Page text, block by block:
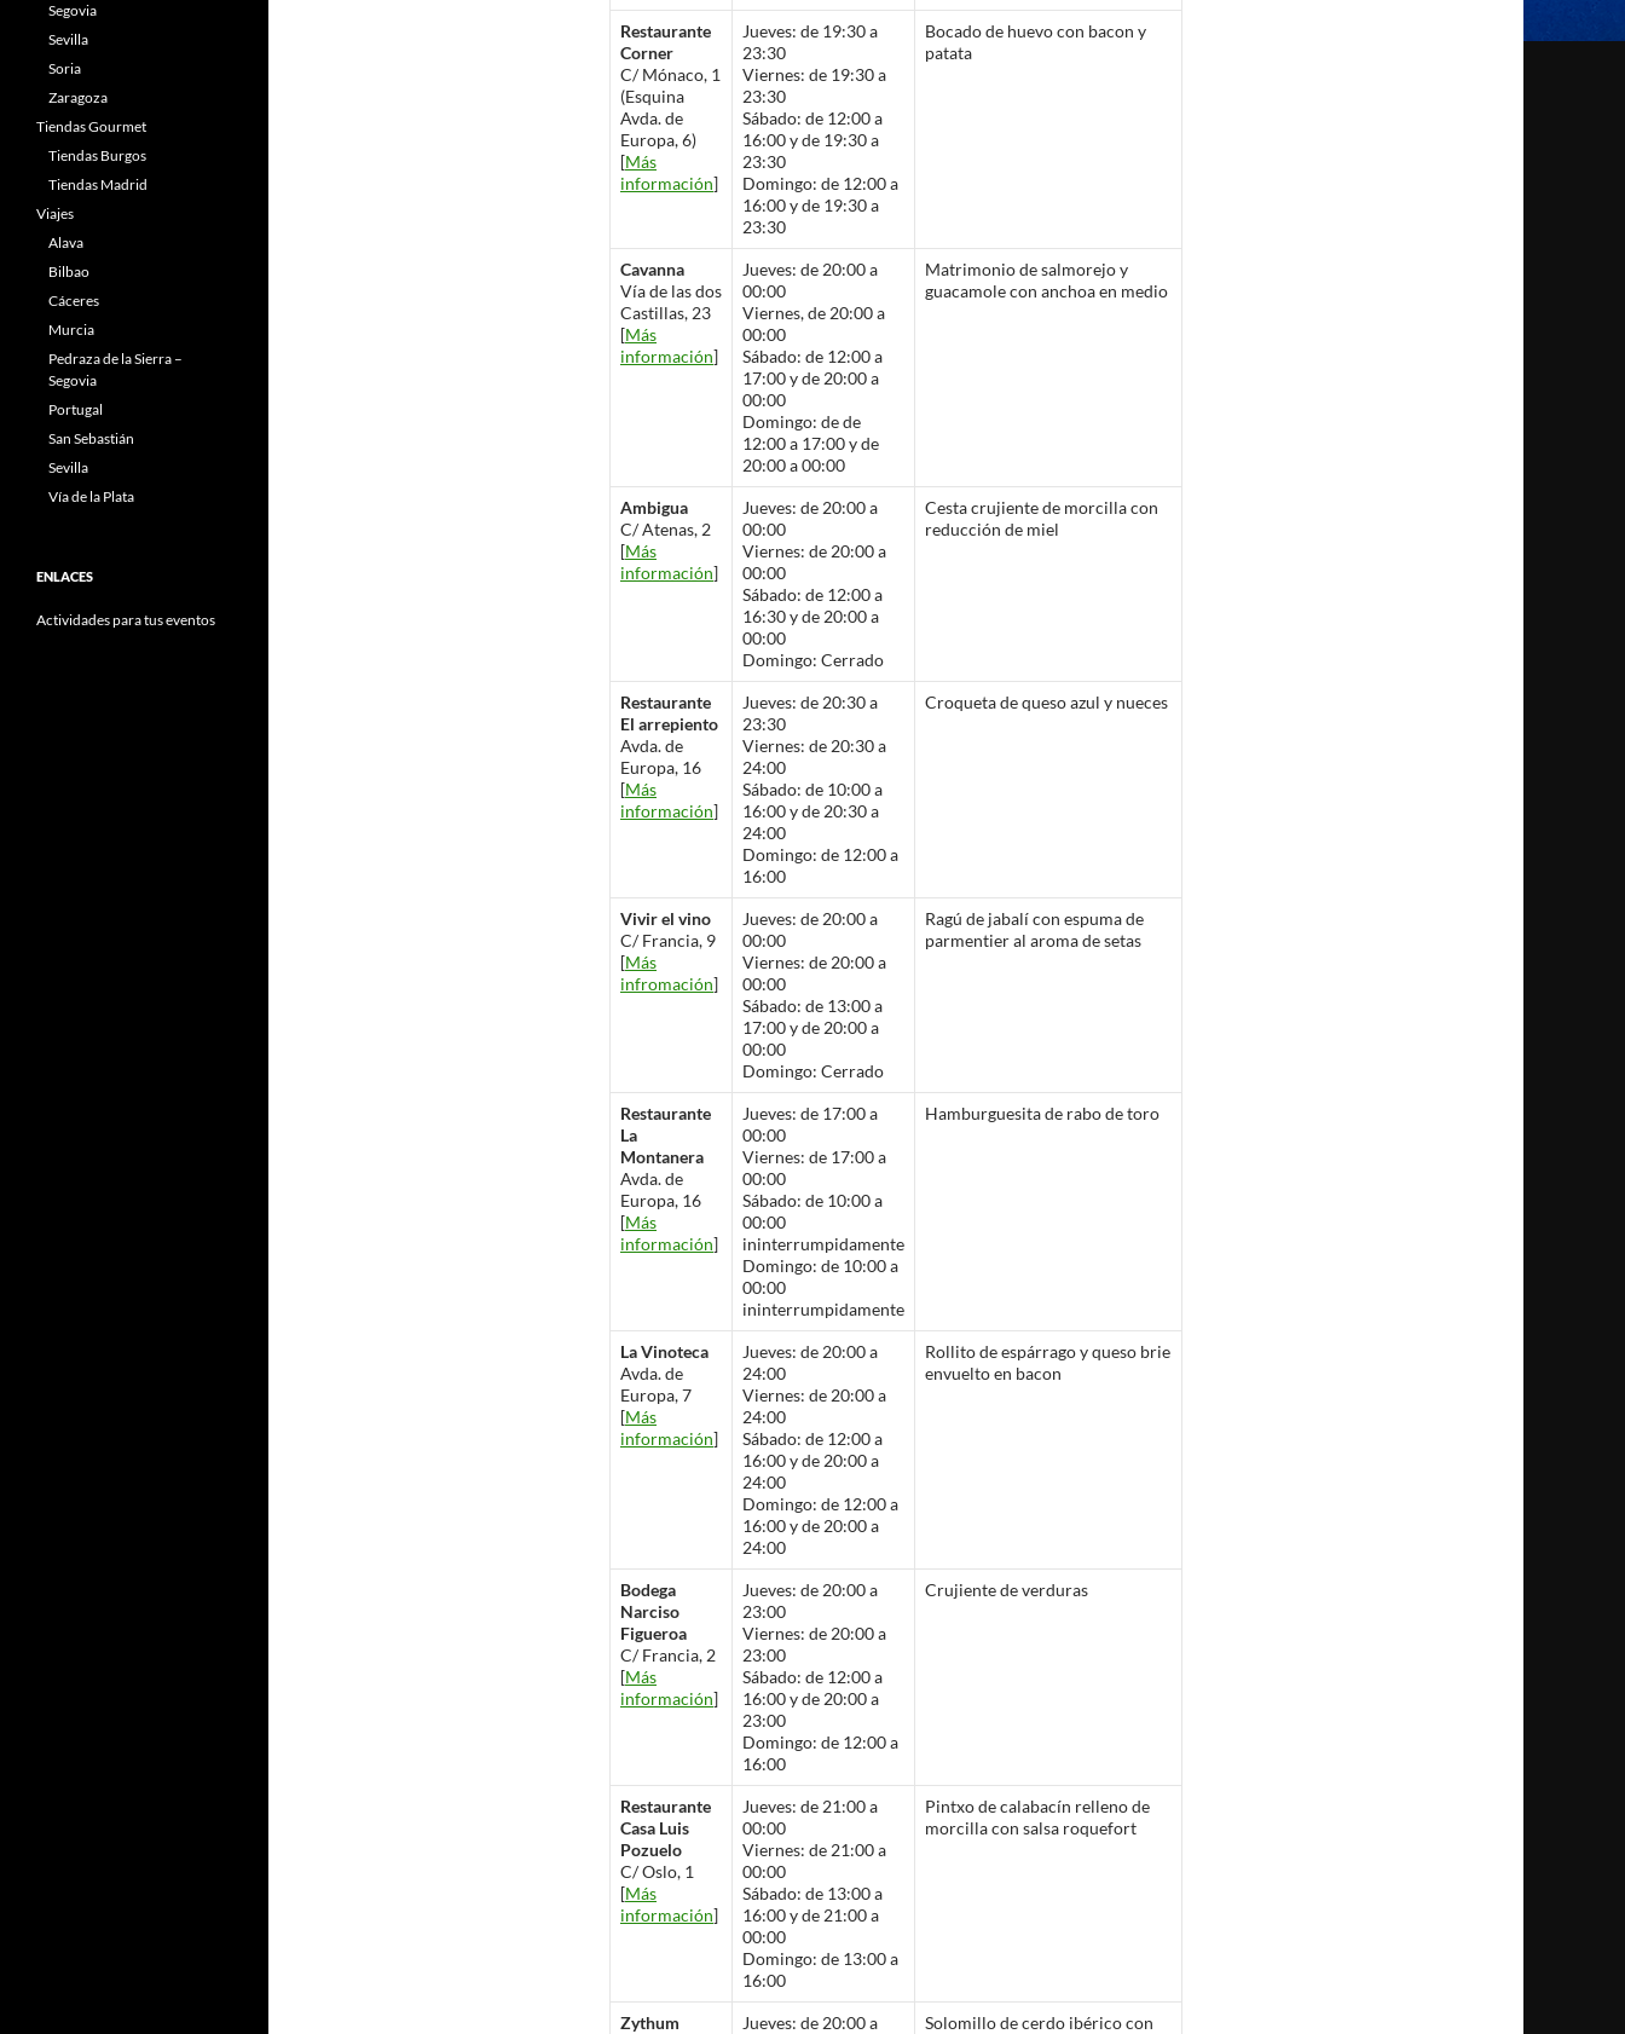
Restaurante
Corner
C/ Mónaco, 1
(Esquina
Avda. de
Europa, 6)
[Más
información]
Jueves: de 19:30 a
23:30
Viernes: de 19:30 a
23:30
Sábado: de 12:00 a
16:00 y de 19:30 a
23:30
Domingo: de 12:00 a
16:00 y de 19:30 a
23:30
Bocado de huevo con bacon y
patata
Cavanna
Vía de las dos
Castillas, 23
[Más
información]
Jueves: de 20:00 a
00:00
Viernes, de 20:00 a
00:00
Sábado: de 12:00 a
17:00 y de 20:00 a
00:00
Domingo: de de
12:00 a 17:00 y de
20:00 a 00:00
Matrimonio de salmorejo y
guacamole con anchoa en medio
Ambigua
C/ Atenas, 2
[Más
información]
Jueves: de 20:00 a
00:00
Viernes: de 20:00 a
00:00
Sábado: de 12:00 a
16:30 y de 20:00 a
00:00
Domingo: Cerrado
Cesta crujiente de morcilla con
reducción de miel
Restaurante
El arrepiento
Avda. de
Europa, 16
[Más
información]
Jueves: de 20:30 a
23:30
Viernes: de 20:30 a
24:00
Sábado: de 10:00 a
16:00 y de 20:30 a
24:00
Domingo: de 12:00 a
16:00
Croqueta de queso azul y nueces
Vivir el vino
C/ Francia, 9
[Más
infromación]
Jueves: de 20:00 a
00:00
Viernes: de 20:00 a
00:00
Sábado: de 13:00 a
17:00 y de 20:00 a
00:00
Domingo: Cerrado
Ragú de jabalí con espuma de
parmentier al aroma de setas
Restaurante
La
Montanera
Avda. de
Europa, 16
[Más
información]
Jueves: de 17:00 a
00:00
Viernes: de 17:00 a
00:00
Sábado: de 10:00 a
00:00
ininterrumpidamente
Domingo: de 10:00 a
00:00
ininterrumpidamente
Hamburguesita de rabo de toro
La Vinoteca
Avda. de
Europa, 7
[Más
información]
Jueves: de 20:00 a
24:00
Viernes: de 20:00 a
24:00
Sábado: de 12:00 a
16:00 y de 20:00 a
24:00
Domingo: de 12:00 a
16:00 y de 20:00 a
24:00
Rollito de espárrago y queso brie
envuelto en bacon
Bodega
Narciso
Figueroa
C/ Francia, 2
[Más
información]
Jueves: de 20:00 a
23:00
Viernes: de 20:00 a
23:00
Sábado: de 12:00 a
16:00 y de 20:00 a
23:00
Domingo: de 12:00 a
16:00
Crujiente de verduras
Restaurante
Casa Luis
Pozuelo
C/ Oslo, 1
[Más
información]
Jueves: de 21:00 a
00:00
Viernes: de 21:00 a
00:00
Sábado: de 13:00 a
16:00 y de 21:00 a
00:00
Domingo: de 13:00 a
16:00
Pintxo de calabacín relleno de
morcilla con salsa roquefort
Zythum Jueves: de 20:00 a Solomillo de cerdo ibérico con
Segovia
Sevilla
Soria
Zaragoza
Tiendas Gourmet
Tiendas Burgos
Tiendas Madrid
Viajes
Alava
Bilbao
Cáceres
Murcia
Pedraza de la Sierra –
Segovia
Portugal
San Sebastián
Sevilla
Vía de la Plata
ENLACES
Actividades para tus eventos